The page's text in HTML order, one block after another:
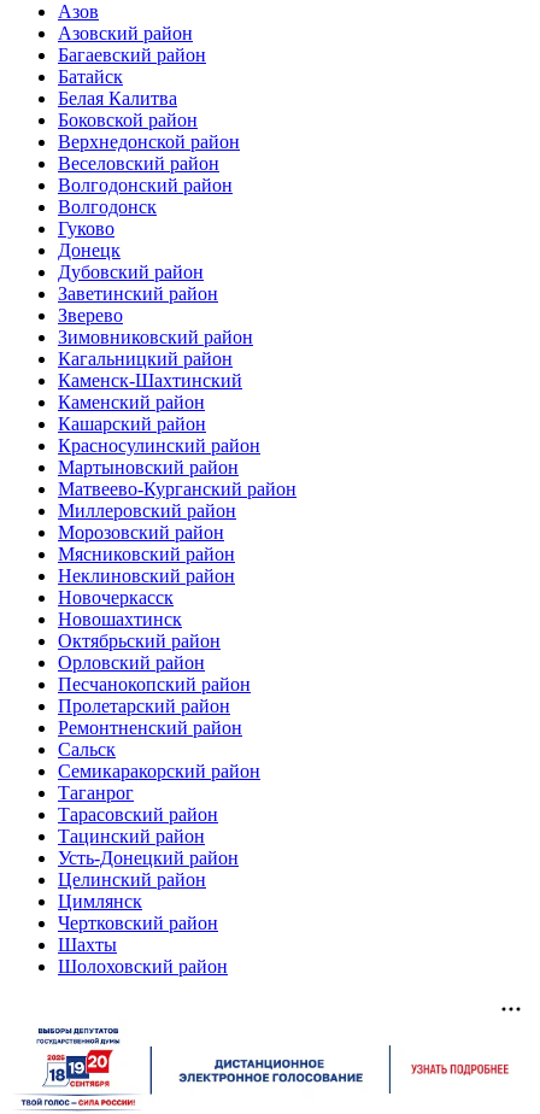
Азов
Азовский район
Багаевский район
Батайск
Белая Калитва
Боковской район
Верхнедонской район
Веселовский район
Волгодонский район
Волгодонск
Гуково
Донецк
Дубовский район
Заветинский район
Зверево
Зимовниковский район
Кагальницкий район
Каменск-Шахтинский
Каменский район
Кашарский район
Красносулинский район
Мартыновский район
Матвеево-Курганский район
Миллеровский район
Морозовский район
Мясниковский район
Неклиновский район
Новочеркасск
Новошахтинск
Октябрьский район
Орловский район
Песчанокопский район
Пролетарский район
Ремонтненский район
Сальск
Семикаракорский район
Таганрог
Тарасовский район
Тацинский район
Усть-Донецкий район
Целинский район
Цимлянск
Чертковский район
Шахты
Шолоховский район